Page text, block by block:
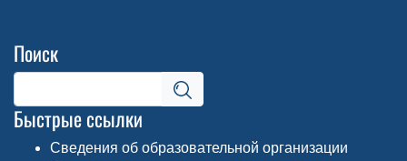
Поиск
Быстрые ссылки
Сведения об образовательной организации